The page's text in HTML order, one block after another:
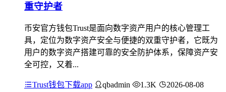
重守护者
币安官方钱包Trust是面向数字资产用户的核心管理工
具，定位为数字资产安全与便捷的双重守护者，它既为
用户的数字资产搭建可靠的安全防护体系，保障资产安
全可控，又着...
Trust钱包下载app qbadmin 1.3K 2026-08-08